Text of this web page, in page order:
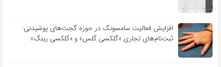
افزایش فعالیت سامسونگ در حوزه گجت‌های پوشیدنی:
ثبت‌نام‌های تجاری «گلکسی گلس» و «گلکسی رینگ»